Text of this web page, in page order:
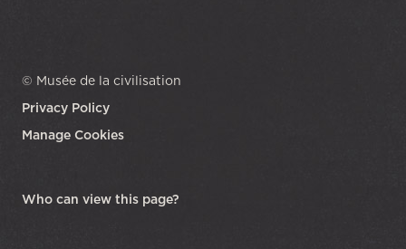
© Musée de la civilisation
Privacy Policy
Manage Cookies
Who can view this page?